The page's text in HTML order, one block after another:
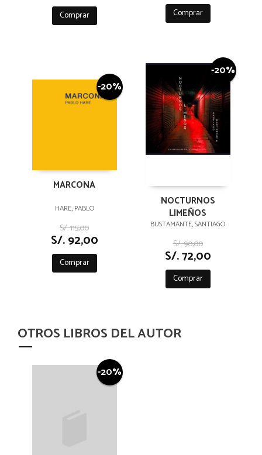
Comprar Comprar
-20%
MARCONA
HARE, PABLO
S/. 115,00
S/. 92,00
Comprar
-20%
NOCTURNOS
LIMEÑOS
BUSTAMANTE, SANTIAGO
S/. 90,00
S/. 72,00
Comprar
OTROS LIBROS DEL AUTOR
-20%